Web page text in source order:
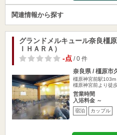
関連情報から探す
グランドメルキュール奈良橿
ＩＨＡＲＡ）
-点/ 0 件
奈良県 / 橿原市
橿原神宮前駅103m
橿原神宮前より徒
営業時間
入浴料金 ～
宿泊 カップル